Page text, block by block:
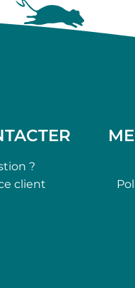
?
client